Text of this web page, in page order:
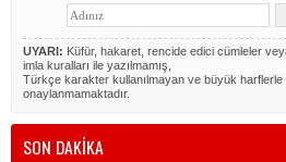
UYARI: Küfür, hakaret, rencide edici cümleler
imla kuralları ile yazılmamış,
Türkçe karakter kullanılmayan ve büyük harflerle
onaylanmamaktadır.
SON DAKİKA